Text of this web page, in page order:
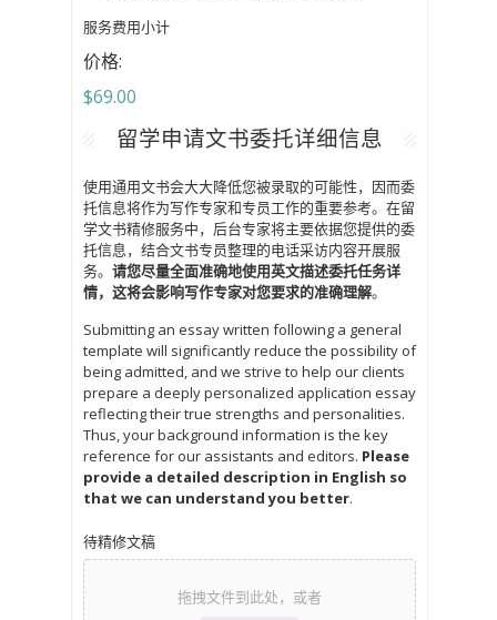
服务费用小计
价格:
$69.00
留学申请文书委托详细信息
使用通用文书会大大降低您被录取的可能性，因而委
托信息将作为写作专家和专员工作的重要参考。在留
学文书精修服务中，后台专家将主要依据您提供的委
托信息，结合文书专员整理的电话采访内容开展服
务。 请您尽量全面准确地使用英文描述委托任务详
情，这将会影响写作专家对您要求的准确理解。
Submitting an essay written following a general
template will significantly reduce the possibility of
being admitted, and we strive to help our clients
prepare a deeply personalized application essay
reflecting their true strengths and personalities.
Thus, your background information is the key
reference for our assistants and editors. Please
provide a detailed description in English so
that we can understand you better.
待精修文稿
拖拽文件到此处，或者